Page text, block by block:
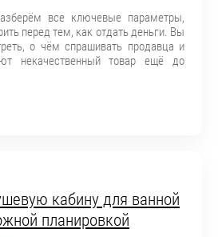
все ключевые параметры,
перед тем, как отдать деньги. Вы
о чём спрашивать продавца и
некачественный товар ещё до
кабину для ванной
планировкой